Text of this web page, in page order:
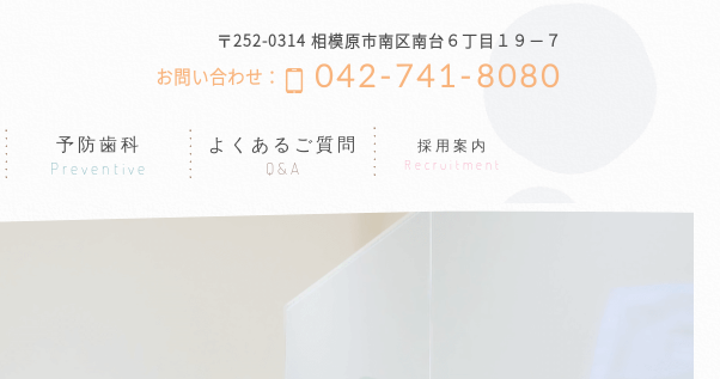
予防歯科
Preventive
よくあるご質問
Q&A
採用案内
Recruitment
〒252-0314 相模原市南区南台６丁目１９−７
お問い合わせ： 042-741-8080